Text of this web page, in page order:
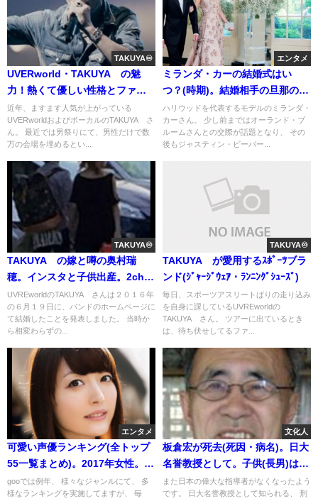
TAKUYA♾️
UVERworld・TAKUYA∞の魅
力！熱くて優しい性格とファッ
ション性
近年、ますます人気が上がっている
UVERworldおよびボーカルのTAKUYA∞さ
ん。 最近では男祭りにて、男性だけで数
万の会場を埋めるとい...
エンタメ
ミランダ・カーの結婚式はい
つ？(時期)。結婚相手の旦那のエ
ヴァン・シュピーゲル
(Snapchat CEO)の豪邸。馴れ初
めと交際期間と年収(画像)
ハリウッドを代表するモデルのミランダ・
カーさん。 少し前まではオーランド・ブ
ルームさんとの交際が話題となり、 その
後もジャスティン・ビーバー...
TAKUYA♾️
TAKUYA∞の嫁と噂の奥村瑞
穂。インスタと子供出産。2chや
裏垢はガセ？(画像)
UVREworldのTAKUYA∞さんは２０１６年
の６月１９日に、バンドのホームページに
て結婚したことを発表しました。 当時か
ら相変わらずの...
TAKUYA♾️
TAKUYA∞が愛用するｽﾎﾟｰﾂブラ
ンド(ｼﾞｬｰｼﾞｳｪｱ・ﾗﾝﾆﾝｸﾞｼｭｰｽﾞ)
毎日、スポーツアスリートばりの走り込み
を自身に課しているUVREworldの
TAKUYA∞さん。 ツアーに出ているとき
は、待ち伏せしてるファ...
エンタメ
可愛い声優ランキング(全トップ
55一覧まとめ)。2017年女性。ベ
ストは岡本信彦(2ch)画像
gooでは例年、 様々なジャンルにて、 多
様なランキングを実施してますが、 毎
文化人
板倉宏が死去(死因・病名)。日大
名誉教授として。子供(長男)は板
倉宏昭(画像)
また日本の偉大な指導者がなくなったよう
です。 日大名誉教授として知られる、 刑